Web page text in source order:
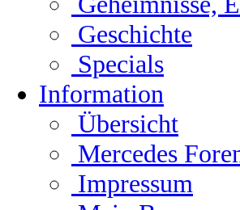
Geschichte
Specials
Information
Übersicht
Mercedes
Impressum